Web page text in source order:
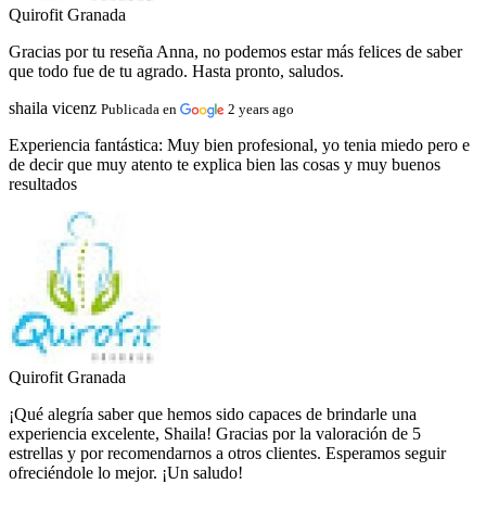
Quirofit Granada
Gracias por tu reseña Anna, no podemos estar más felices de saber
que todo fue de tu agrado. Hasta pronto, saludos.
shaila vicenz Publicada en 2 years ago
Experiencia fantástica: Muy bien profesional, yo tenia miedo pero e
de decir que muy atento te explica bien las cosas y muy buenos
resultados
Quirofit Granada
¡Qué alegría saber que hemos sido capaces de brindarle una
experiencia excelente, Shaila! Gracias por la valoración de 5
estrellas y por recomendarnos a otros clientes. Esperamos seguir
ofreciéndole lo mejor. ¡Un saludo!